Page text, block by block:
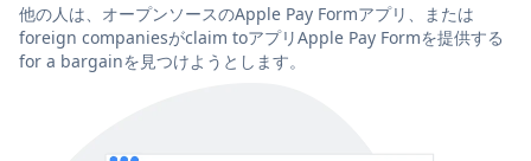
他の人は、オープンソースのApple Pay Formアプリ、または
foreign companiesがclaim toアプリApple Pay Formを提供する
for a bargainを見つけようとします。